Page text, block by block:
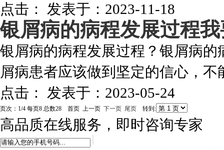
点击：
发表于：2023-11-18
银屑病的病程发展过程
银屑病的病程发展过程？银屑病
屑病患者应该做到坚定的信心，
点击：
发表于：2023-05-24
页次：1/4 每页8 总数28 首页 上一页 下一页 尾页 转到:
高品质在线服务，即时咨询专家